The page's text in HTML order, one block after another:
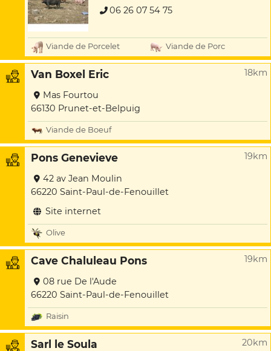
06 26 07 54 75
Viande de Porcelet Viande de Porc
Van Boxel Eric 18km
Mas Fourtou
66130 Prunet-et-Belpuig
Viande de Boeuf
Pons Genevieve 19km
42 av Jean Moulin
66220 Saint-Paul-de-Fenouillet
Site internet
Olive
Cave Chaluleau Pons 19km
08 rue De l'Aude
66220 Saint-Paul-de-Fenouillet
Raisin
Sarl le Soula 20km